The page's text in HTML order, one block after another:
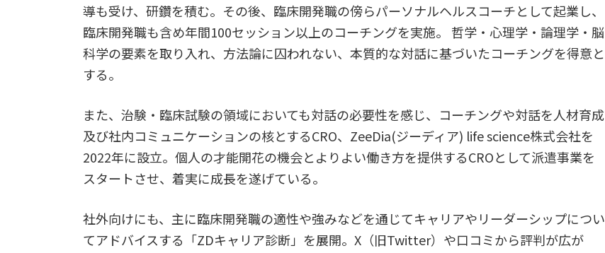
導も受け、研鑽を積む。その後、臨床開発職の傍らパーソナルヘルスコーチとして起業し、
臨床開発職も含め年間100セッション以上のコーチングを実施。 哲学・心理学・論理学・脳
科学の要素を取り入れ、方法論に囚われない、本質的な対話に基づいたコーチングを得意と
する。
また、治験・臨床試験の領域においても対話の必要性を感じ、コーチングや対話を人材育成
及び社内コミュニケーションの核とするCRO、ZeeDia(ジーディア) life science株式会社を
2022年に設立。個人の才能開花の機会とよりよい働き方を提供するCROとして派遣事業を
スタートさせ、着実に成長を遂げている。
社外向けにも、主に臨床開発職の適性や強みなどを通じてキャリアやリーダーシップについ
てアドバイスする「ZDキャリア診断」を展開。X（旧Twitter）や口コミから評判が広が